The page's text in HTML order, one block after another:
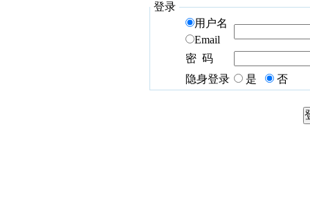
登录
用户名
Email
密 码
隐身登录
是 否